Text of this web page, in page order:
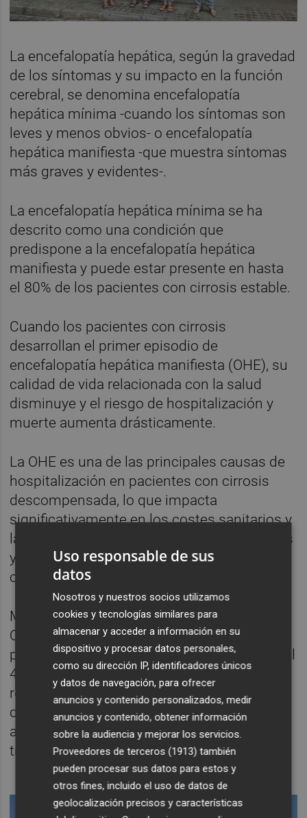
La encefalopatía hepática, según la gravedad
de los síntomas y su impacto en la función
cerebral, se denomina encefalopatía
hepática mínima -cuando los síntomas son
leves y menos obvios- o encefalopatía
hepática manifiesta -que muestra síntomas
más graves y evidentes-.
La encefalopatía hepática mínima se ha
descrito como una condición que
predispone a la encefalopatía hepática
manifiesta y puede estar presente en hasta
el 80% de los pacientes con cirrosis estable.
Cuando los pacientes con cirrosis
desarrollan el primer episodio de
encefalopatía hepática manifiesta (OHE), su
calidad de vida relacionada con la salud
disminuye y el riesgo de hospitalización y
muerte aumenta drásticamente.
La OHE es una de las principales causas de
hospitalización en pacientes con cirrosis
descompensada, lo que impacta
significativamente en los costes sanitarios y
la calidad de vida de los pacientes afectados
y representa una importante carga para los
cuidadores.
Más allá de la morbilidad que provoca la
OHE, su aparición conlleva un mal
pronóstico, con una mortalidad estimada del
40% a un año. La OHE es potencialmente
reversible. Por eso es tan importante la
detección temprana, para que las personas
afectadas se puedan beneficiar del
tratamiento.
Uso responsable de sus
datos
Nosotros y nuestros socios utilizamos
cookies y tecnologías similares para
almacenar y acceder a información en su
dispositivo y procesar datos personales,
como su dirección IP, identificadores únicos
y datos de navegación, para ofrecer
anuncios y contenido personalizados, medir
anuncios y contenido, obtener información
sobre la audiencia y mejorar los servicios.
Proveedores de terceros (1913) también
pueden procesar sus datos para estos y
otros fines, incluido el uso de datos de
geolocalización precisos y características